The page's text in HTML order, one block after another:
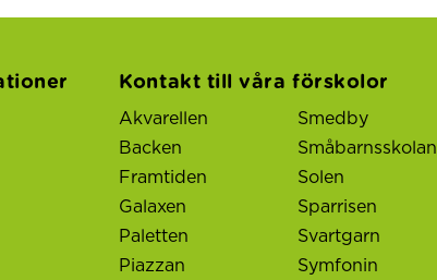
Kontakt till våra förskolor
Akvarellen
Backen
Framtiden
Galaxen
Paletten
Piazzan
Smedby
Småbarnsskolan
Solen
Sparrisen
Svartgarn
Symfonin